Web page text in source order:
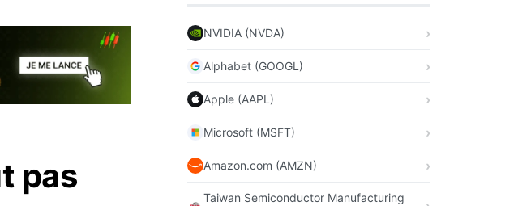
pas
NVIDIA (NVDA)
Alphabet (GOOGL)
Apple (AAPL)
Microsoft (MSFT)
Amazon.com (AMZN)
Taiwan Semiconductor Manufacturing